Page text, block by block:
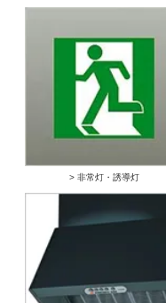
> 非常灯・誘導灯